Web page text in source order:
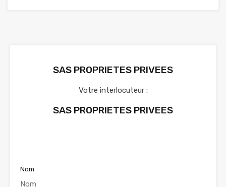
SAS PROPRIETES PRIVEES
Votre interlocuteur :
SAS PROPRIETES PRIVEES
Nom